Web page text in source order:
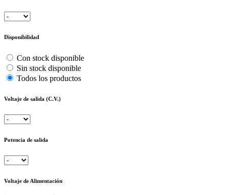
Disponibilidad
Con stock disponible
Sin stock disponible
Todos los productos
Voltaje de salida (C.V.)
Potencia de salida
Voltaje de Alimentación